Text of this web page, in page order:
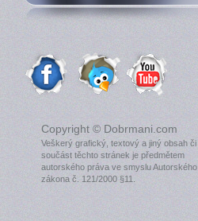
Copyright © Dobrmani.com
Veškerý grafický, textový a jiný obsah či
součást těchto stránek je předmětem
autorského práva ve smyslu Autorského
zákona č. 121/2000 §11.